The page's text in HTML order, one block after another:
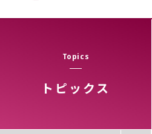
Topics
トピックス